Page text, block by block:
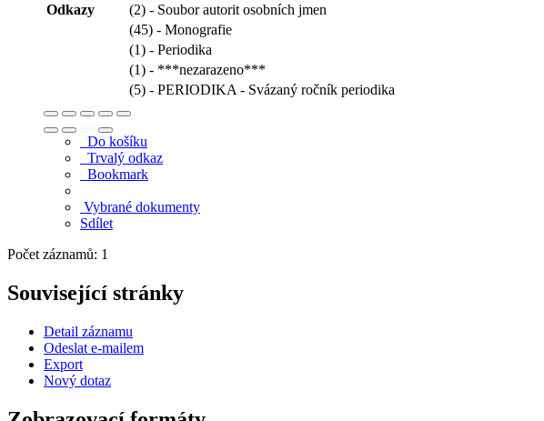
Odkazy
(2) - Soubor autorit osobních jmen
(45) - Monografie
(1) - Periodika
(1) - ***nezarazeno***
(5) - PERIODIKA - Svázaný ročník periodika
Do košíku
Trvalý odkaz
Bookmark
Vybrané dokumenty
Sdílet
Počet záznamů: 1
Související stránky
Detail záznamu
Odeslat e-mailem
Export
Nový dotaz